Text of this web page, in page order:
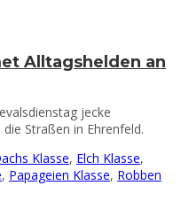
Alltagshelden an
jecke
Straßen in Ehrenfeld.
Klasse, Elch Klasse,
, Papageien Klasse, Robben